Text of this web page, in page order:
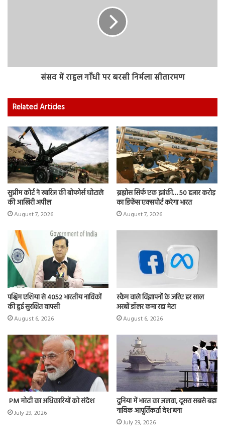
संसद में राहुल गाँधी पर बरसी निर्मला सीतारमण
Related Articles
सुप्रीम कोर्ट ने खारिज की बोफोर्स घोटाले
की आखिरी अपील
August 7, 2026
ब्रह्मोस सिर्फ एक झांकी… 50 हजार करोड़
का डिफेंस एक्सपोर्ट करेगा भारत
August 7, 2026
पश्चिम एशिया से 4052 भारतीय नाविकों
की हुई सुरक्षित वापसी
August 6, 2026
स्कैम वाले विज्ञापनों के जरिए हर साल
अरबों डॉलर कमा रहा मेटा
August 6, 2026
PM मोदी का अधिकारियों को संदेश
July 29, 2026
दुनिया में भारत का जलवा, दूसरा सबसे बड़ा
नाविक आपूर्तिकर्ता देश बना
July 29, 2026